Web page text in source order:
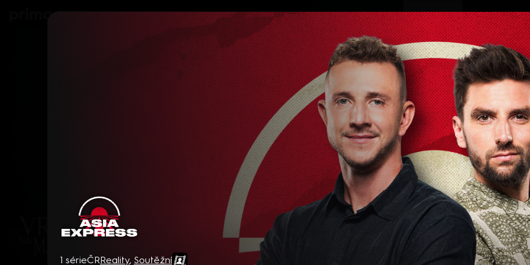
Seriály Filmy Děti Zprávy Novinky Živě TV program Operátoři
Asia Express
1 sérieČRReality, Soutěžní
prima+